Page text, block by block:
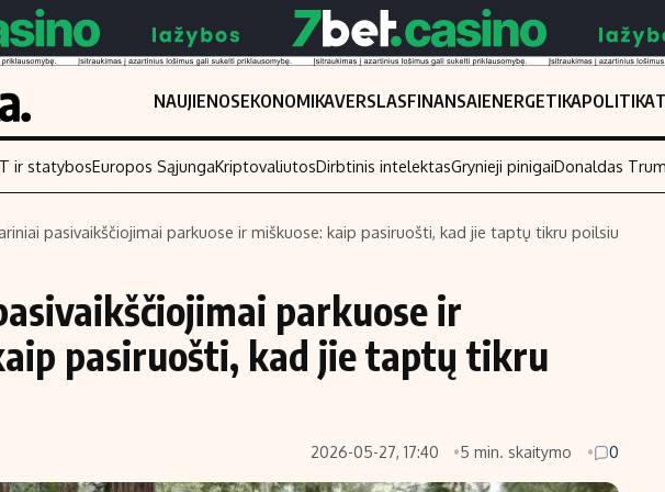
NAUJIENOSEKONOMIKAVERSLASFINANSAIENERGETIKAPOLITIKA
Finansai
Žemės ūkis
Investavimas
Akcijų rinka
Saulės elektrinės
Infliacija
Migracija
Įdomios
ir statybosEuropos SąjungaKriptovaliutosDirbtinis intelektasGrynieji pinigaiDonaldas
pasivaikščiojimai parkuose ir miškuose: kaip pasiruošti, kad jie taptų tikru poilsiu
parkuose ir
pasiruošti, kad jie taptų tikru
2026-05-27, 17:40 5 min. skaitymo 0